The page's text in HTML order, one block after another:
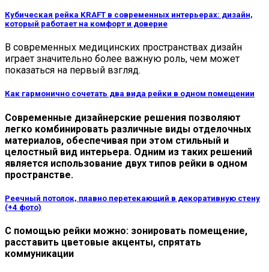
Кубическая рейка KRAFT в современных интерьерах: дизайн,
который работает на комфорт и доверие
В современных медицинских пространствах дизайн
играет значительно более важную роль, чем может
показаться на первый взгляд.
Как гармонично сочетать два вида рейки в одном помещении
Современные дизайнерские решения позволяют
легко комбинировать различные виды отделочных
материалов, обеспечивая при этом стильный и
целостный вид интерьера. Одним из таких решений
является использование двух типов рейки в одном
пространстве.
Реечный потолок, плавно перетекающий в декоративную стену
(+4 фото)
С помощью рейки можно: зонировать помещение,
расставить цветовые акценты, спрятать
коммуникации